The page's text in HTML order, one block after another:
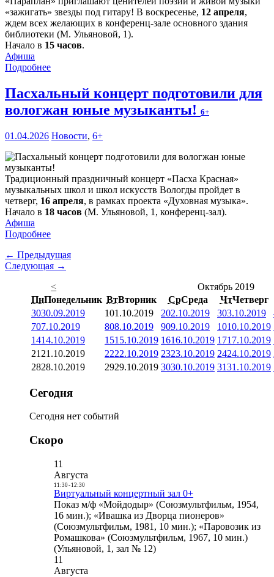
«зажигать» звезды под гитару! В воскресенье, 12 апреля,
ждем всех желающих в конференц-зале основного здания
библиотеки (М. Ульяновой, 1).
Начало в 15 часов.
Афиша
Подробнее
Пасхальный концерт подготовили для
вологжан юные музыканты! 6+
01.04.2026 Новости, 6+
Традиционный праздничный концерт «Пасха Красная»
музыкальных школ и школ искусств Вологды пройдет в
четверг, 16 апреля, в рамках проекта «Духовная музыка».
Начало в 18 часов (М. Ульяновой, 1, конференц-зал).
Афиша
Подробнее
← Предыдущая
Следующая →
<
Октябрь 2019
ПнПонедельник ВтВторник СрСреда ЧтЧетверг
3030.09.2019 101.10.2019 202.10.2019 303.10.2019
707.10.2019 808.10.2019 909.10.2019 1010.10.2019
1414.10.2019 1515.10.2019 1616.10.2019 1717.10.2019
21 21.10.2019 2222.10.2019 2323.10.2019 2424.10.2019
2828.10.2019 2929.10.2019 3030.10.2019 3131.10.2019
Сегодня
Сегодня нет событий
Скоро
11
Августа
11:30- 12:30
Виртуальный концертный зал 0+
Показ м/ф «Мойдодыр» (Союзмультфильм, 1954,
16 мин.); «Ивашка из Дворца пионеров»
(Союзмультфильм, 1981, 10 мин.); «Паровозик из
Ромашкова» (Союзмультфильм, 1967, 10 мин.)
(Ульяновой, 1, зал № 12)
11
Августа